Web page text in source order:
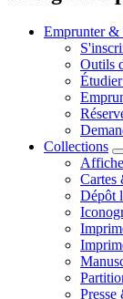
Emprunter &
Outils
Collections
Cartes
Dépôt
Presse